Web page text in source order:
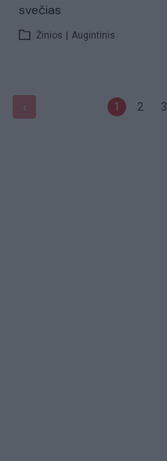
svečias
Žinios Augintinis
‹ 1 2 3